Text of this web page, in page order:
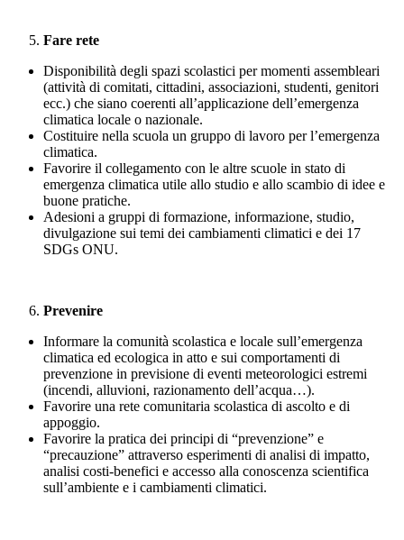
Fare rete
Disponibilità degli spazi scolastici per momenti assembleari
(attività di comitati, cittadini, associazioni, studenti, genitori
ecc.) che siano coerenti all’applicazione dell’emergenza
climatica locale o nazionale.
Costituire nella scuola un gruppo di lavoro per l’emergenza
climatica.
Favorire il collegamento con le altre scuole in stato di
emergenza climatica utile allo studio e allo scambio di idee e
buone pratiche.
Adesioni a gruppi di formazione, informazione, studio,
divulgazione sui temi dei cambiamenti climatici e dei 17
SDGs ONU.
Prevenire
Informare la comunità scolastica e locale sull’emergenza
climatica ed ecologica in atto e sui comportamenti di
prevenzione in previsione di eventi meteorologici estremi
(incendi, alluvioni, razionamento dell’acqua…).
Favorire una rete comunitaria scolastica di ascolto e di
appoggio.
Favorire la pratica dei principi di “prevenzione” e
“precauzione” attraverso esperimenti di analisi di impatto,
analisi costi-benefici e accesso alla conoscenza scientifica
sull’ambiente e i cambiamenti climatici.